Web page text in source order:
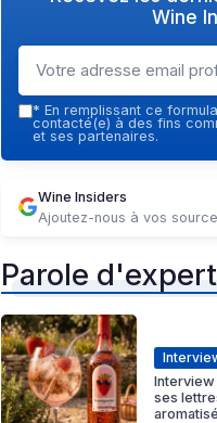
Wine
* En remplissant ce
contacté(e) à des fins
et ses partenaires.
Wine Insiders
Ajoutez-nous à vos
Parole
Interview
ses